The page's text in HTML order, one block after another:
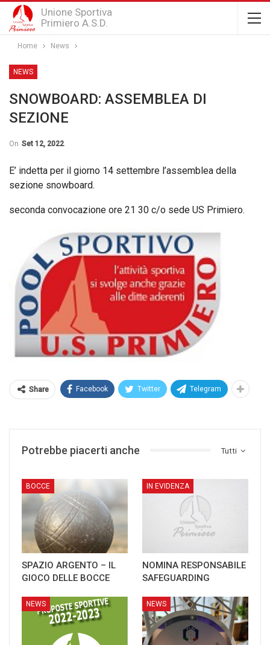
Unione Sportiva
Primiero A.S.D.
Home News
NEWS
SNOWBOARD: ASSEMBLEA DI
SEZIONE
On Set 12, 2022
E’ indetta per il giorno 14 settembre l’assemblea della
sezione snowboard.
seconda convocazione ore 21 30 c/o sede US Primiero.
Share Facebook Twitter Telegram
Tutti
Potrebbe piacerti anche
BOCCE
SPAZIO ARGENTO – IL
GIOCO DELLE BOCCE
IN EVIDENZA
NOMINA RESPONSABILE
SAFEGUARDING
NEWS NEWS